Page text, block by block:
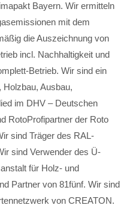
Bayern. Wir ermitteln
mit dem
die Auszeichnung von
incl. Nachhaltigkeit und
Betrieb. Wir sind ein
Ausbau,
im DHV – Deutschen
RotoProfipartner der Roto
sind Träger des RAL-
sind Verwender des Ü-
für Holz- und
Partner von 81fünf. Wir sind
von CREATON.